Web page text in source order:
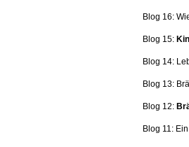
Blog 16:
Blog 15:
Blog 14:
Blog 13:
Blog 12:
Blog 11: